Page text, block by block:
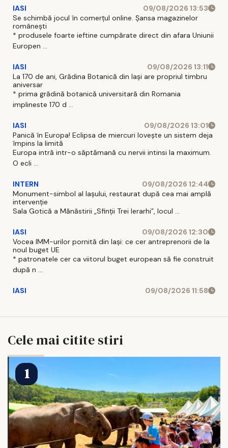
IASI
09/08/2026 13:53
Se schimbă jocul în comerțul online. Șansa magazinelor
românești
* produsele foarte ieftine cumpărate direct din afara Uniunii
Europen ...
IASI
09/08/2026 13:11
La 170 de ani, Grădina Botanică din Iași are propriul timbru
aniversar
* prima grădină botanică universitară din Romania
implineste 170 d ...
IASI
09/08/2026 13:01
Panică în Europa! Eclipsa de miercuri lovește un sistem deja
împins la limită
Europa intră intr-o săptămană cu nervii intinsi la maximum.
O ecli ...
INTERN
09/08/2026 12:44
Monument-simbol al Iaşului, restaurat după cea mai amplă
intervenţie
Sala Gotică a Mănăstirii „Sfinţii Trei Ierarhi”, locul ...
IASI
09/08/2026 12:30
Vocea IMM-urilor pornită din Iași: ce cer antreprenorii de la
noul buget UE
* patronatele cer ca viitorul buget european să fie construit
după n ...
IASI 09/08/2026 11:58
Cele mai citite stiri